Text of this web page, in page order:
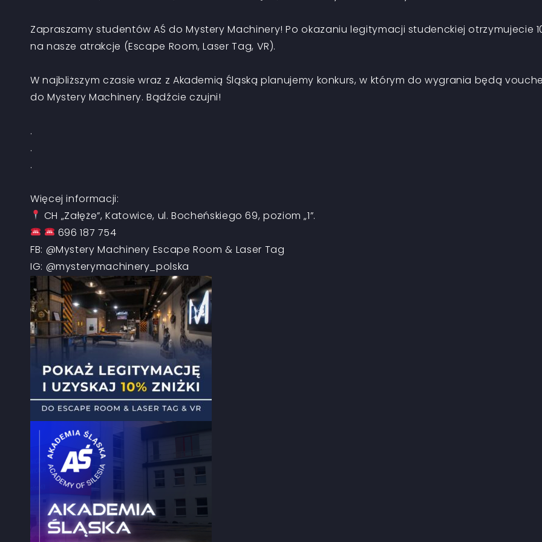
Zapraszamy studentów AŚ do Mystery Machinery! Po okazaniu legitymacji studenckiej otrzymujecie
na nasze atrakcje (Escape Room, Laser Tag, VR).
W najbliższym czasie wraz z Akademią Śląską planujemy konkurs, w którym do wygrania będą
do Mystery Machinery. Bądźcie czujni!
.
.
.
Więcej informacji:
CH „Załęże”, Katowice, ul. Bocheńskiego 69, poziom „1”.
696 187 754
FB: @Mystery Machinery Escape Room & Laser Tag
IG: @mysterymachinery_polska